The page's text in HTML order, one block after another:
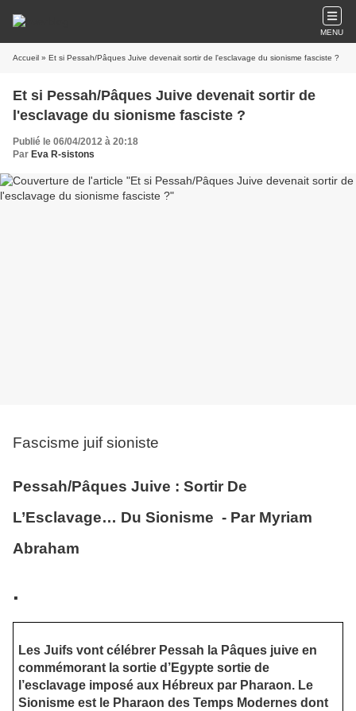
MENU
Accueil » Et si Pessah/Pâques Juive devenait sortir de l'esclavage du sionisme fasciste ?
Et si Pessah/Pâques Juive devenait sortir de
l'esclavage du sionisme fasciste ?
Publié le 06/04/2012 à 20:18
Par Eva R-sistons
Fascisme juif sioniste
Pessah/Pâques Juive : Sortir De
L’Esclavage… Du Sionisme - Par Myriam
Abraham
.
Les Juifs vont célébrer Pessah la Pâques juive en
commémorant la sortie d’Egypte sortie de
l’esclavage imposé aux Hébreux par Pharaon. Le
Sionisme est le Pharaon des Temps Modernes dont